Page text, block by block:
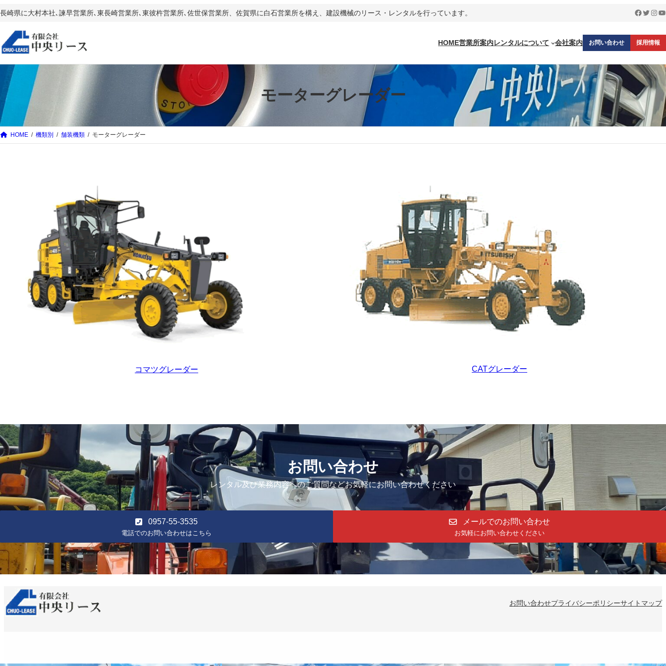
内
を
ス
キ
ッ
プ
長崎県に大村本社､諫早営業所､東長崎営業所､東彼杵営業所､佐世保営業所、佐賀県に白石営業所を構え、建設機械のリース・レンタルを行っています。 Twitter
HOME営業所案内レンタルについて 会社案内 お問い合わせ 採用情報
モーターグレーダー
HOME 機類別 舗装機類 モーターグレーダー
コマツグレーダー CATグレーダー
お問い合わせ
レンタル及び業務内容へのご質問などお気軽にお問い合わせください
0957-55-3535
電話でのお問い合わせはこちら
メールでのお問い合わせ
お気軽にお問い合わせください
お問い合わせプライバシーポリシーサイトマップ